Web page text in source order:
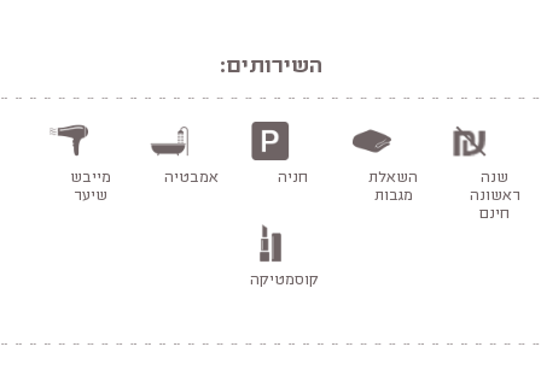
השירותים:
שנה
ראשונה
חינם
השאלת
מגבות
חניה אמבטיה
מייבש
שיער
קוסמטיקה